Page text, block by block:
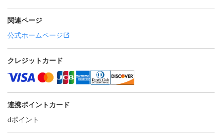
関連ページ
公式ホームページ
クレジットカード
連携ポイントカード
dポイント